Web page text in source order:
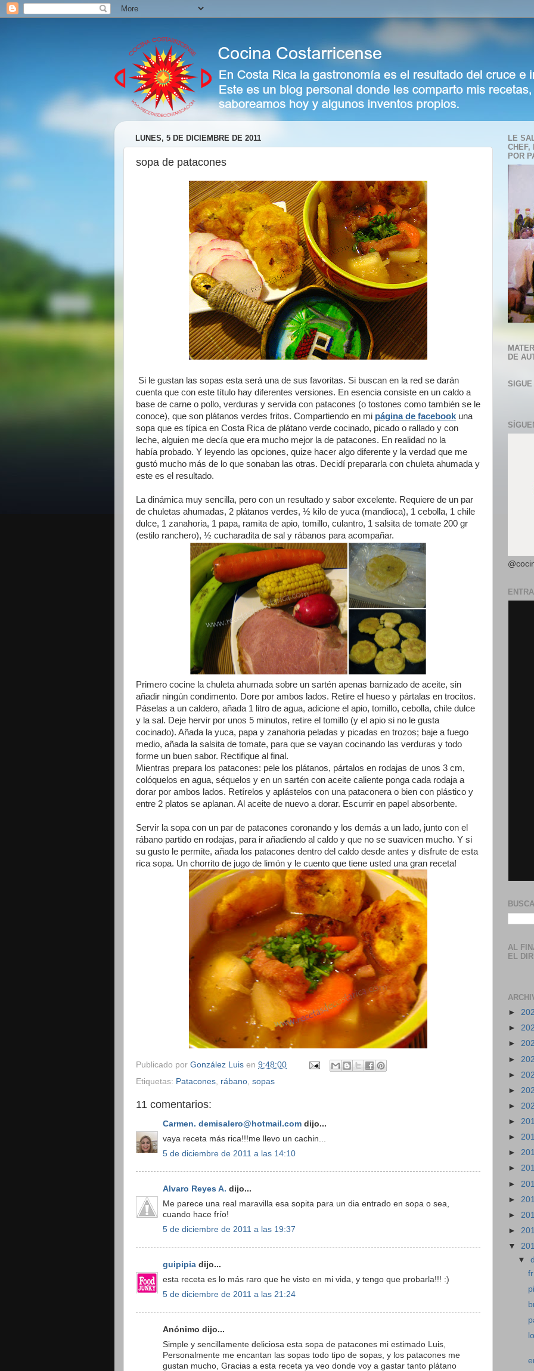
LUNES, 5 DE DICIEMBRE DE 2011
sopa de patacones
Si le gustan las sopas esta será una de sus favoritas. Si buscan en la red se darán
cuenta que con este título hay diferentes versiones. En esencia consiste en un caldo a
base de carne o pollo, verduras y servida con patacones (o tostones como también se le
conoce), que son plátanos verdes fritos. Compartiendo en mi página de facebook una
sopa que es típica en Costa Rica de plátano verde cocinado, picado o rallado y con
leche, alguien me decía que era mucho mejor la de patacones. En realidad no la
había probado. Y leyendo las opciones, quize hacer algo diferente y la verdad que me
gustó mucho más de lo que sonaban las otras. Decidí prepararla con chuleta ahumada y
este es el resultado.
La dinámica muy sencilla, pero con un resultado y sabor excelente. Requiere de un par
de chuletas ahumadas, 2 plátanos verdes, ½ kilo de yuca (mandioca), 1 cebolla, 1 chile
dulce, 1 zanahoria, 1 papa, ramita de apio, tomillo, culantro, 1 salsita de tomate 200 gr
(estilo ranchero), ½ cucharadita de sal y rábanos para acompañar.
Primero cocine la chuleta ahumada sobre un sartén apenas barnizado de aceite, sin
añadir ningún condimento. Dore por ambos lados. Retire el hueso y pártalas en trocitos.
Páselas a un caldero, añada 1 litro de agua, adicione el apio, tomillo, cebolla, chile dulce
y la sal. Deje hervir por unos 5 minutos, retire el tomillo (y el apio si no le gusta
cocinado). Añada la yuca, papa y zanahoria peladas y picadas en trozos; baje a fuego
medio, añada la salsita de tomate, para que se vayan cocinando las verduras y todo
forme un buen sabor. Rectifique al final.
Mientras prepara los patacones: pele los plátanos, pártalos en rodajas de unos 3 cm,
colóquelos en agua, séquelos y en un sartén con aceite caliente ponga cada rodaja a
dorar por ambos lados. Retírelos y aplástelos con una pataconera o bien con plástico y
entre 2 platos se aplanan. Al aceite de nuevo a dorar. Escurrir en papel absorbente.
Servir la sopa con un par de patacones coronando y los demás a un lado, junto con el
rábano partido en rodajas, para ir añadiendo al caldo y que no se suavicen mucho. Y si
su gusto le permite, añada los patacones dentro del caldo desde antes y disfrute de esta
rica sopa. Un chorrito de jugo de limón y le cuento que tiene usted una gran receta!
Publicado por González Luis en 9:48:00
Etiquetas: Patacones rábano sopas
11 comentarios:
Carmen. demisalero@hotmail.com dijo...
vaya receta más rica!!!me llevo un cachin...
5 de diciembre de 2011 a las 14:10
Alvaro Reyes A. dijo...
Me parece una real maravilla esa sopita para un dia entrado en sopa o sea,
cuando hace frío!
5 de diciembre de 2011 a las 19:37
guipipia dijo...
esta receta es lo más raro que he visto en mi vida, y tengo que probarla!!! :)
5 de diciembre de 2011 a las 21:24
Anónimo dijo...
Simple y sencillamente deliciosa esta sopa de patacones mi estimado Luis,
Personalmente me encantan las sopas todo tipo de sopas, y los patacones me
gustan mucho, Gracias a esta receta ya veo donde voy a gastar tanto plátano
LE
CHEF,
POR
DE
AL
EL
►
►
►
►
►
►
►
►
►
►
►
►
►
►
►
▼
▼